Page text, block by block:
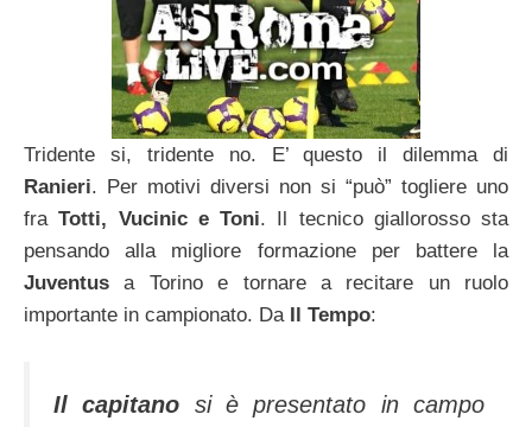
Tridente si, tridente no. E’ questo il dilemma di
Ranieri. Per motivi diversi non si “può” togliere uno
fraTotti, Vucinic e Toni. Il tecnico giallorosso sta
pensando alla migliore formazione per battere la
Juventus a Torino e tornare a recitare un ruolo
importante in campionato. Da
Il Tempo:
Il capitano si è presentato in campo